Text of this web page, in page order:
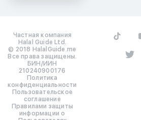
Частная компания
Halal Guide Ltd.
© 2018 HalalGuide.me
Все права защищены.
БИН/ИИН
210240900176
Политика
конфиденциальности
Пользовательское
соглашение
Правилами защиты
информации о